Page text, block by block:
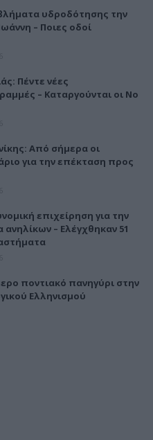
υδροδότησης την
– Ποιες οδοί
Πέντε νέες
– Καταργούνται οι Νο
Από σήμερα οι
για την επέκταση προς
επιχείρηση για την
– Ελέγχθηκαν 51
ποντιακό πανηγύρι στην
Ελληνισμού